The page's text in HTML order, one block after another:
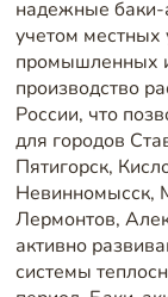
надежные баки-
учетом местных
промышленных
производство
России, что
для городов
Пятигорск,
Невинномысск,
Лермонтов,
активно
системы